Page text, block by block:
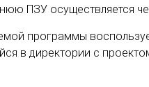
ПЗУ осуществляется
программы
в директории с